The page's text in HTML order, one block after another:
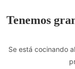
Tenemos
Se está cocinando